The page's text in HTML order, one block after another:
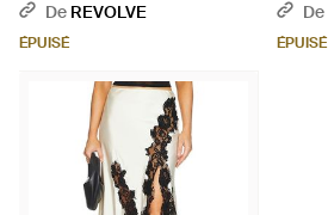
De REVOLVE
ÉPUISÉ
De
ÉPUISÉ